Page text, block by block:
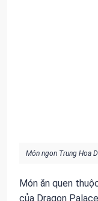
Món ngon Trung Hoa
Món ăn quen
của Dragon